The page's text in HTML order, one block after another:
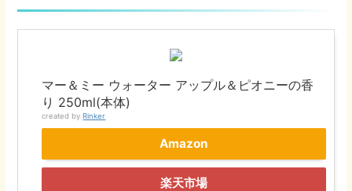
マー＆ミー ウォーター アップル＆ピオニーの香
り 250ml(本体)
created byRinker
Amazon
楽天市場